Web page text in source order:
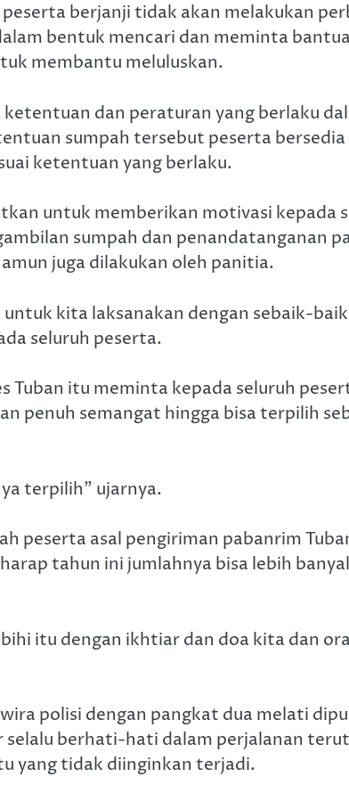
berjanji tidak akan melakukan
bentuk mencari dan meminta
membantu meluluskan.
dan peraturan yang berlaku
sumpah tersebut peserta
ketentuan yang berlaku.
untuk memberikan motivasi kepada
sumpah dan penandatanganan
juga dilakukan oleh panitia.
kita laksanakan dengan sebaik-
seluruh peserta.
Tuban itu meminta kepada seluruh
penuh semangat hingga bisa terpilih
terpilih” ujarnya.
peserta asal pengiriman pabanrim
tahun ini jumlahnya bisa lebih
itu dengan ikhtiar dan doa kita dan
polisi dengan pangkat dua melati
selalu berhati-hati dalam perjalanan
yang tidak diinginkan terjadi.